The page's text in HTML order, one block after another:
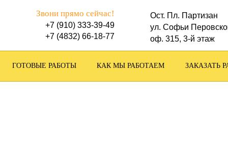
Звони прямо сейчас!
+7 (910) 333-39-49
+7 (4832) 66-18-77
Ост. Пл. Партизан
ул. Софьи
оф. 315, 3-й этаж
ГОТОВЫЕ РАБОТЫ КАК МЫ РАБОТАЕМ ЗАКАЗАТЬ